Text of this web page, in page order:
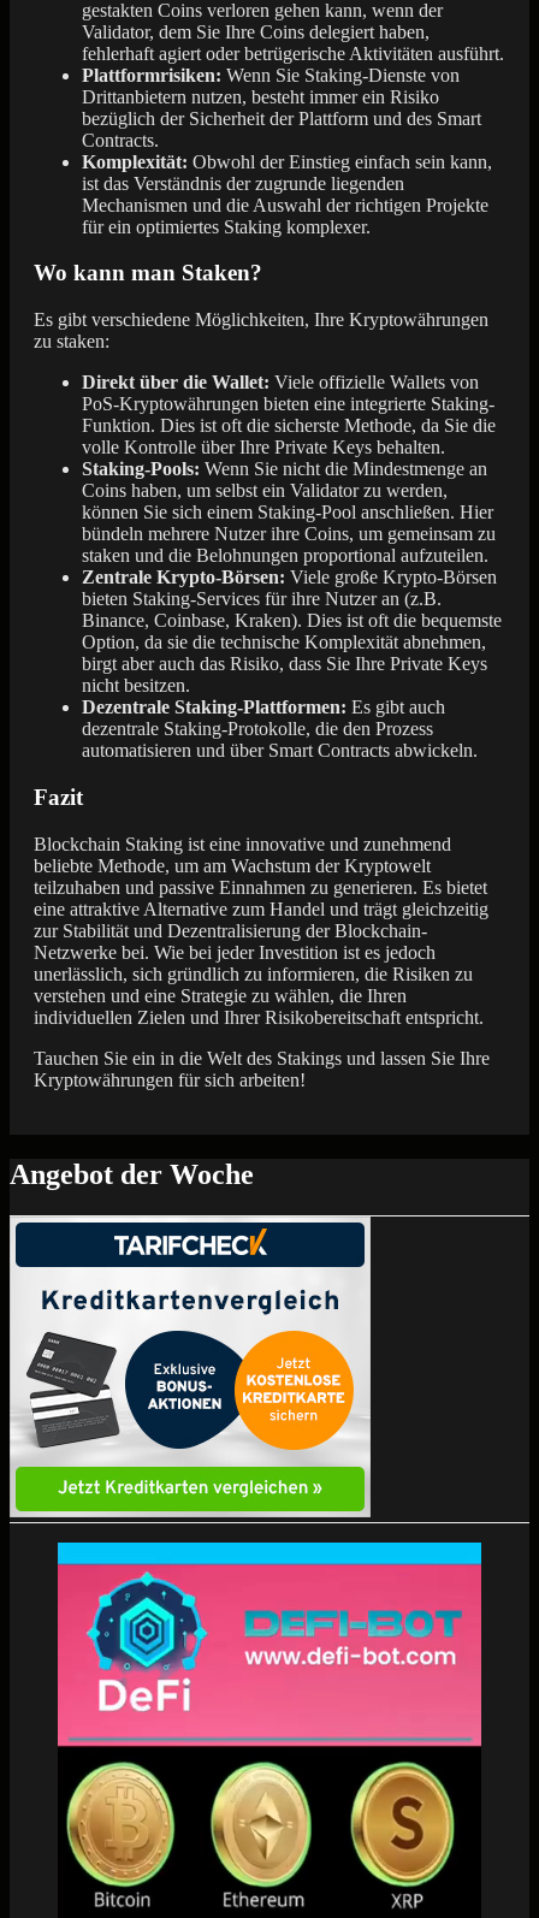
gestakten Coins verloren gehen kann, wenn der
Validator, dem Sie Ihre Coins delegiert haben,
fehlerhaft agiert oder betrügerische Aktivitäten ausführt.
Plattformrisiken: Wenn Sie Staking-Dienste von
Drittanbietern nutzen, besteht immer ein Risiko
bezüglich der Sicherheit der Plattform und des Smart
Contracts.
Komplexität: Obwohl der Einstieg einfach sein kann,
ist das Verständnis der zugrunde liegenden
Mechanismen und die Auswahl der richtigen Projekte
für ein optimiertes Staking komplexer.
Wo kann man Staken?
Es gibt verschiedene Möglichkeiten, Ihre Kryptowährungen
zu staken:
Direkt über die Wallet: Viele offizielle Wallets von
PoS-Kryptowährungen bieten eine integrierte Staking-
Funktion. Dies ist oft die sicherste Methode, da Sie die
volle Kontrolle über Ihre Private Keys behalten.
Staking-Pools: Wenn Sie nicht die Mindestmenge an
Coins haben, um selbst ein Validator zu werden,
können Sie sich einem Staking-Pool anschließen. Hier
bündeln mehrere Nutzer ihre Coins, um gemeinsam zu
staken und die Belohnungen proportional aufzuteilen.
Zentrale Krypto-Börsen: Viele große Krypto-Börsen
bieten Staking-Services für ihre Nutzer an (z.B.
Binance, Coinbase, Kraken). Dies ist oft die bequemste
Option, da sie die technische Komplexität abnehmen,
birgt aber auch das Risiko, dass Sie Ihre Private Keys
nicht besitzen.
Dezentrale Staking-Plattformen: Es gibt auch
dezentrale Staking-Protokolle, die den Prozess
automatisieren und über Smart Contracts abwickeln.
Fazit
Blockchain Staking ist eine innovative und zunehmend
beliebte Methode, um am Wachstum der Kryptowelt
teilzuhaben und passive Einnahmen zu generieren. Es bietet
eine attraktive Alternative zum Handel und trägt gleichzeitig
zur Stabilität und Dezentralisierung der Blockchain-
Netzwerke bei. Wie bei jeder Investition ist es jedoch
unerlässlich, sich gründlich zu informieren, die Risiken zu
verstehen und eine Strategie zu wählen, die Ihren
individuellen Zielen und Ihrer Risikobereitschaft entspricht.
Tauchen Sie ein in die Welt des Stakings und lassen Sie Ihre
Kryptowährungen für sich arbeiten!
Angebot der Woche